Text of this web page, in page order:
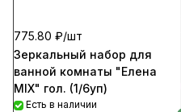
775.80 ₽/шт
Зеркальный набор для
ванной комнаты "Елена
MIX" гол. (1/6уп)
Есть в наличии